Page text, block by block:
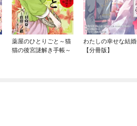
薬屋のひとりごと～猫
猫の後宮謎解き手帳～
わたしの幸せな結婚
【分冊版】